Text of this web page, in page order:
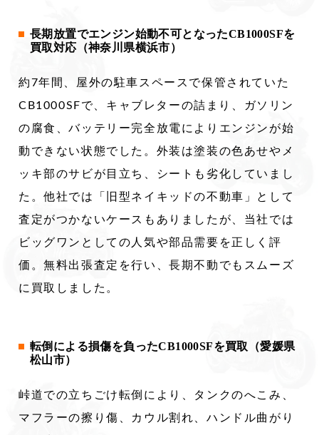
長期放置でエンジン始動不可となったCB1000SFを
買取対応（神奈川県横浜市）
約7年間、屋外の駐車スペースで保管されていた
CB1000SFで、キャブレターの詰まり、ガソリン
の腐食、バッテリー完全放電によりエンジンが始
動できない状態でした。外装は塗装の色あせやメ
ッキ部のサビが目立ち、シートも劣化していまし
た。他社では「旧型ネイキッドの不動車」として
査定がつかないケースもありましたが、当社では
ビッグワンとしての人気や部品需要を正しく評
価。無料出張査定を行い、長期不動でもスムーズ
に買取しました。
転倒による損傷を負ったCB1000SFを買取（愛媛県
松山市）
峠道での立ちごけ転倒により、タンクのへこみ、
マフラーの擦り傷、カウル割れ、ハンドル曲がり